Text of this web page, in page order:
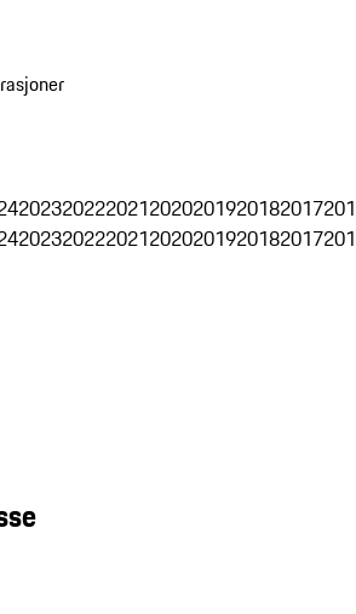
2023202220212020201920182017
2023202220212020201920182017